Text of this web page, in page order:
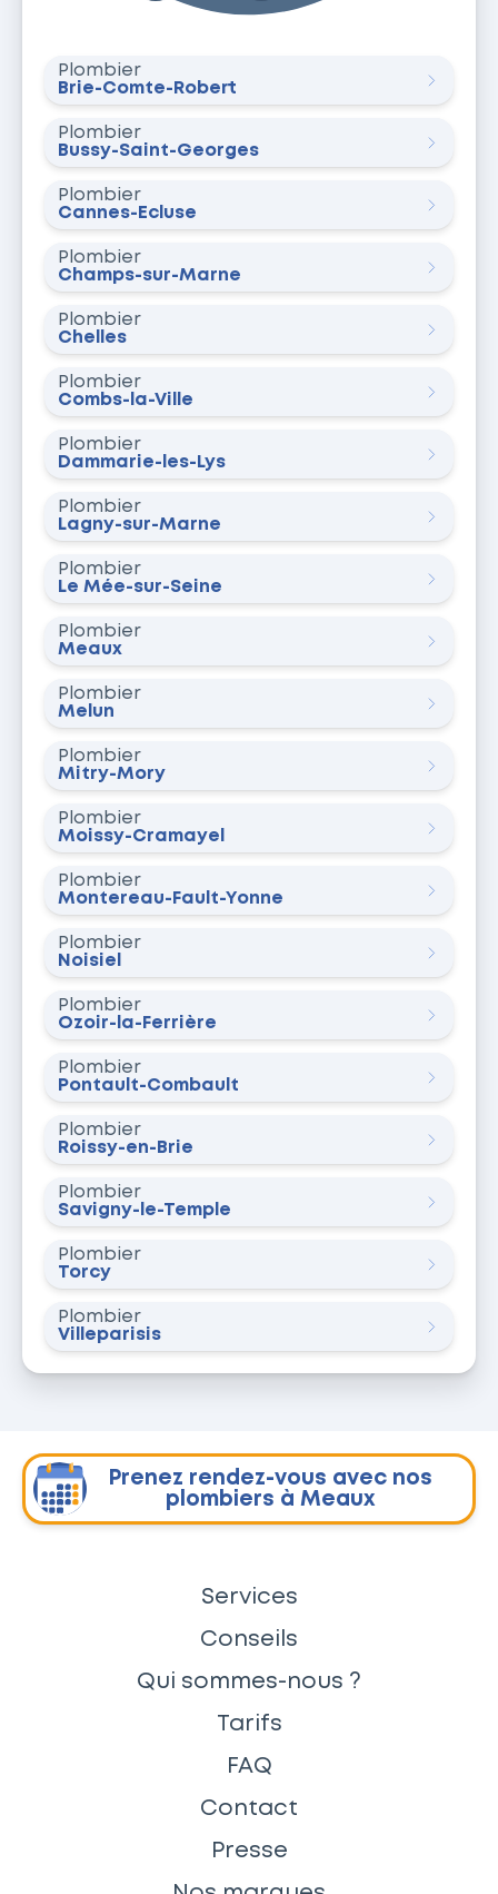
Plombier
Brie-Comte-Robert
Plombier
Bussy-Saint-Georges
Plombier
Cannes-Écluse
Plombier
Champs-sur-Marne
Plombier
Chelles
Plombier
Combs-la-Ville
Plombier
Dammarie-les-Lys
Plombier
Lagny-sur-Marne
Plombier
Le Mée-sur-Seine
Plombier
Meaux
Plombier
Melun
Plombier
Mitry-Mory
Plombier
Moissy-Cramayel
Plombier
Montereau-Fault-Yonne
Plombier
Noisiel
Plombier
Ozoir-la-Ferrière
Plombier
Pontault-Combault
Plombier
Roissy-en-Brie
Plombier
Savigny-le-Temple
Plombier
Torcy
Plombier
Villeparisis
Prenez rendez-vous avec nos
plombiers à Meaux
Services
Conseils
Qui sommes-nous ?
Tarifs
FAQ
Contact
Presse